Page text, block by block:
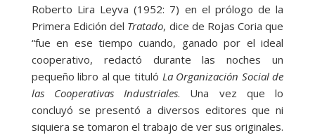
Roberto Lira Leyva (1952: 7) en el prólogo de la
Primera Edición del Tratado, dice de Rojas Coria que
“fue en ese tiempo cuando, ganado por el ideal
cooperativo, redactó durante las noches un
pequeño libro al que tituló La Organización Social de
las Cooperativas Industriales. Una vez que lo
concluyó se presentó a diversos editores que ni
siquiera se tomaron el trabajo de ver sus originales.